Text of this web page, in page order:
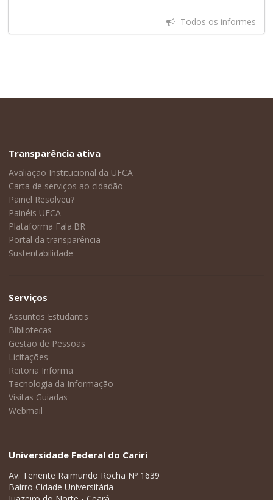
Todos os informes
Transparência ativa
Avaliação Institucional da UFCA
Carta de serviços ao cidadão
Painel Resolveu?
Painéis UFCA
Plataforma Fala.BR
Portal da transparência
Sustentabilidade
Serviços
Assuntos Estudantis
Bibliotecas
Gestão de Pessoas
Licitações
Reitoria Informa
Tecnologia da Informação
Visitas Guiadas
Webmail
Universidade Federal do Cariri
Av. Tenente Raimundo Rocha Nº 1639
Bairro Cidade Universitária